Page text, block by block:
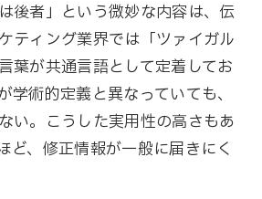
後者」という微妙な内容は、伝
ティング業界では「ツァイガル
葉が共通言語として定着してお
学術的定義と異なっていても、
い。こうした実用性の高さもあ
ど、修正情報が一般に届きにく